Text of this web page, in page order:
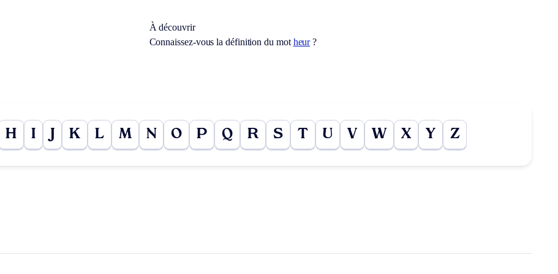
À découvrir
Connaissez-vous la définition du mot heur?
H I K L M N O P Q R S T U V W X Y Z